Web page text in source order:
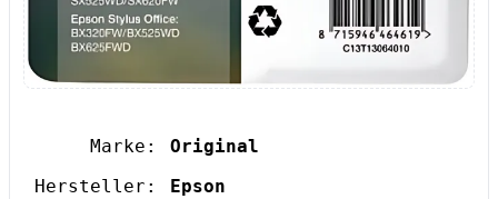
Marke:
Original
Hersteller:
Epson